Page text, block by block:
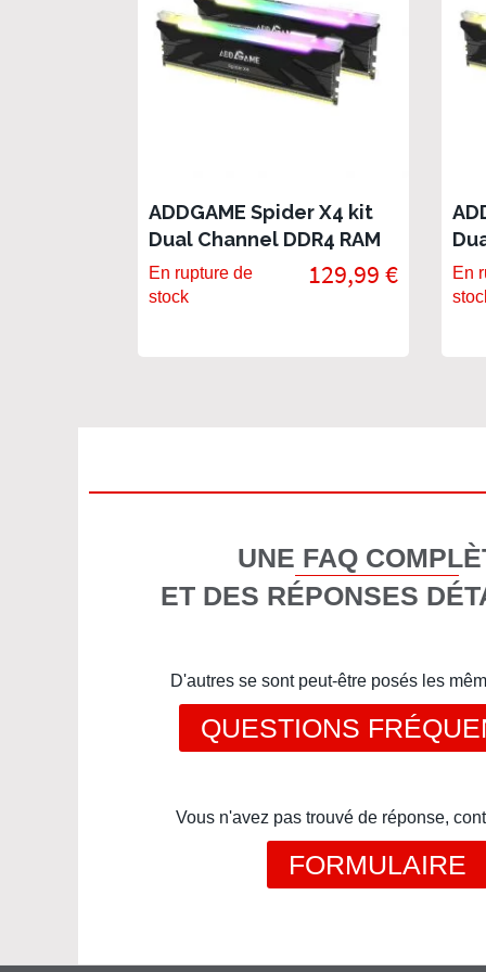
ADDGAME Spider X4 kit
Dual Channel DDR4 RAM
32Go (2x 16Go) 3600Mhz
CL18 RGB
En rupture de
stock
129,99 €
En
UNE FAQ
ET DES RÉPONSES
D'autres se sont peut-être posés les
QUESTIONS
Vous n'avez pas trouvé de réponse,
FORMULAIRE